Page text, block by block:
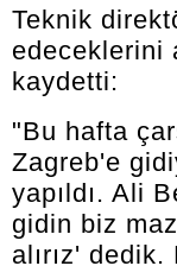
Teknik
edeceklerini
kaydetti:
"Bu hafta
Zagreb'e
yapıldı. Ali
gidin biz
alırız'